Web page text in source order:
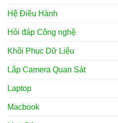
Hệ Điều Hành
Hỏi đáp Công nghệ
Khôi Phục Dữ Liệu
Lắp Camera Quan Sát
Laptop
Macbook